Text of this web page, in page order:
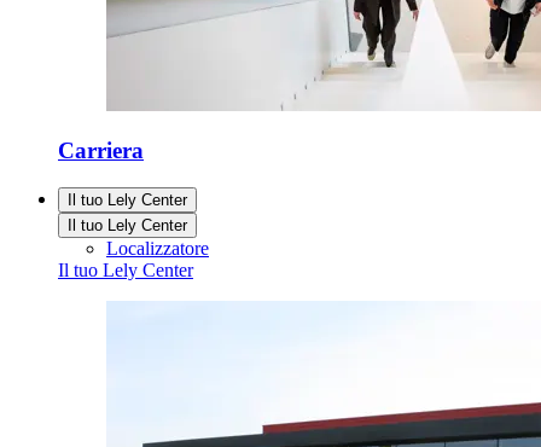
Carriera
Il tuo Lely Center
Il tuo Lely Center
Localizzatore
Il tuo Lely Center